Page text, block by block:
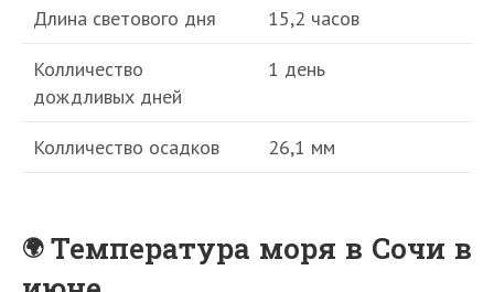
Длина светового дня
15,2 часов
Колличество
дождливых дней
1 день
Колличество осадков 26,1 мм
Температура моря в Сочи в